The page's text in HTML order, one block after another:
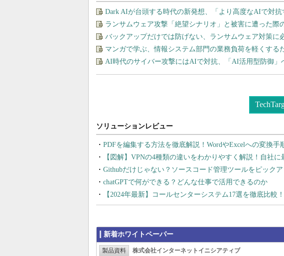
Dark AIが台頭する時代の新発想、「より高度なAIで対
ランサムウェア攻撃「絶望シナリオ」と被害に遭った際
バックアップだけでは防げない、ランサムウェア対策に
マンガで学ぶ、情報システム部門の業務負荷を軽くする
AI時代のサイバー攻撃にはAIで対抗、「AI活用型防御」
PDFを編集する方法を徹底解説！WordやExcelへの変換
【図解】VPNの4種類の違いをわかりやすく解説！自社
Githubだけじゃない？ソースコード管理ツールをピック
chatGPTで何ができる？どんな仕事で活用できるのか
【2024年最新】コールセンターシステム17選を徹底比
新着ホワイトペーパー
製品資料 株式会社インターネットイニシアティブ